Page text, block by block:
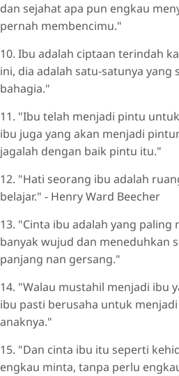
dan sejahat apa pun engkau
pernah membencimu."
10. Ibu adalah ciptaan terindah
ini, dia adalah satu-satunya yang
bahagia."
11. "Ibu telah menjadi pintu
ibu juga yang akan menjadi
jagalah dengan baik pintu itu."
12. "Hati seorang ibu adalah
belajar." - Henry Ward Beecher
13. "Cinta ibu adalah yang paling
banyak wujud dan meneduhkan
panjang nan gersang."
14. "Walau mustahil menjadi ibu
ibu pasti berusaha untuk
anaknya."
15. "Dan cinta ibu itu seperti
engkau minta, tanpa perlu